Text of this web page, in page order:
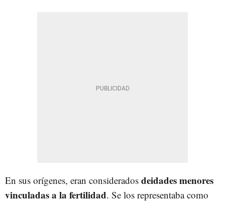
En sus orígenes, eran considerados deidades menores
vinculadas a la fertilidad. Se los representaba como